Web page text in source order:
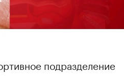
подразделение